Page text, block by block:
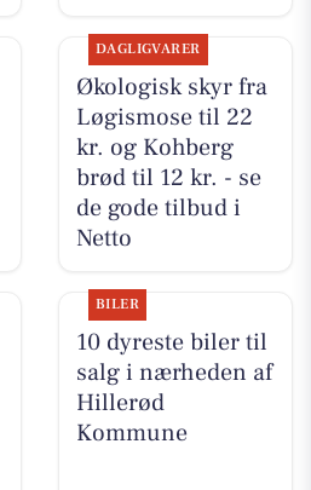
DAGLIGVARER
Økologisk skyr fra
Løgismose til 22
kr. og Kohberg
brød til 12 kr. - se
de gode tilbud i
Netto
BILER
10 dyreste biler til
salg i nærheden af
Hillerød
Kommune